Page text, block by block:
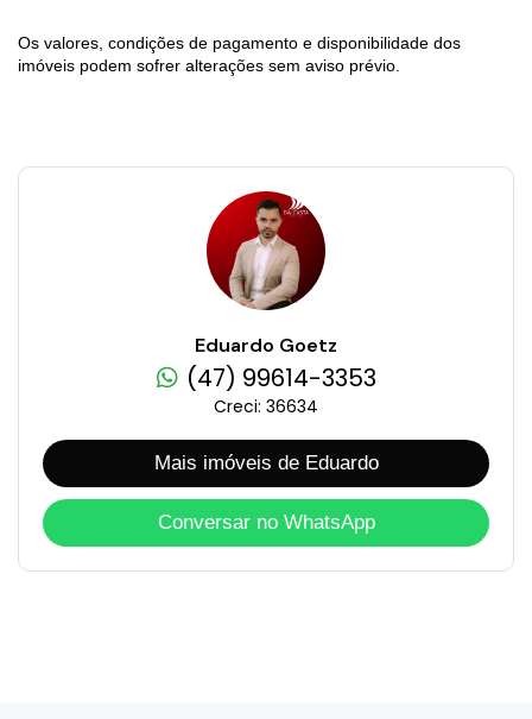
Os valores, condições de pagamento e disponibilidade dos
imóveis podem sofrer alterações sem aviso prévio.
Eduardo Goetz
(47) 99614-3353
Creci: 36634
Mais imóveis de Eduardo
Conversar no WhatsApp